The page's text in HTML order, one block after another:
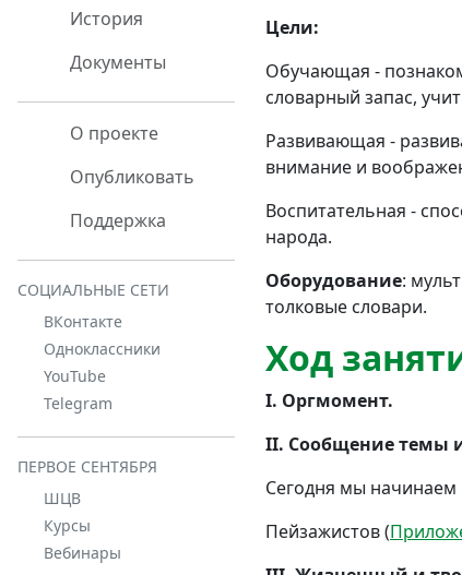
История
Документы
О проекте
Опубликовать
Поддержка
СОЦИАЛЬНЫЕ СЕТИ
ВКонтакте
Одноклассники
YouTube
Telegram
ПЕРВОЕ СЕНТЯБРЯ
ШЦВ
Курсы
Вебинары
Цели:
Обучающая -
словарный запас,
Развивающая -
внимание и
Воспитательная -
народа.
Оборудование:
толковые словари.
Ход
I. Оргмомент.
II. Сообщение темы
Сегодня мы начинаем
Пейзажистов (